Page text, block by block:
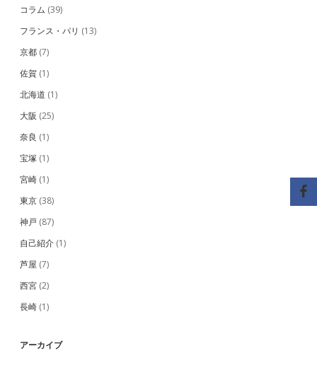
コラム (39)
フランス・パリ (13)
京都 (7)
佐賀 (1)
北海道 (1)
大阪 (25)
奈良 (1)
宝塚 (1)
宮崎 (1)
東京 (38)
神戸 (87)
自己紹介 (1)
芦屋 (7)
西宮 (2)
長崎 (1)
アーカイブ